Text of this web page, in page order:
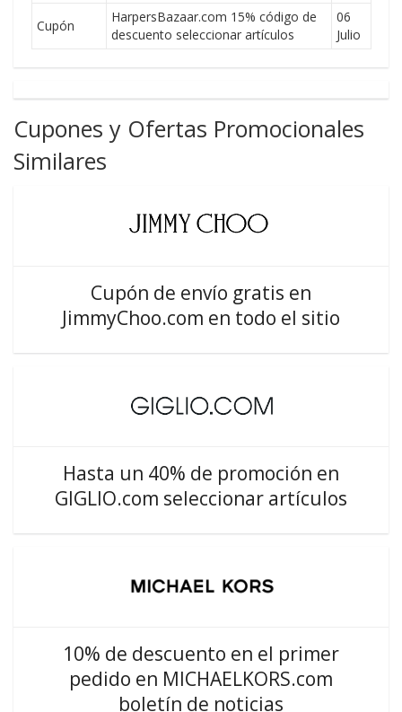
Cupón
HarpersBazaar.com 15% código de
descuento seleccionar artículos
06
Julio
Cupones y Ofertas Promocionales
Similares
Cupón de envío gratis en
JimmyChoo.com en todo el sitio
Hasta un 40% de promoción en
GIGLIO.com seleccionar artículos
10% de descuento en el primer
pedido en MICHAELKORS.com
boletín de noticias